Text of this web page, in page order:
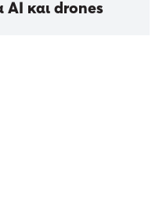
ΑΙ και drones